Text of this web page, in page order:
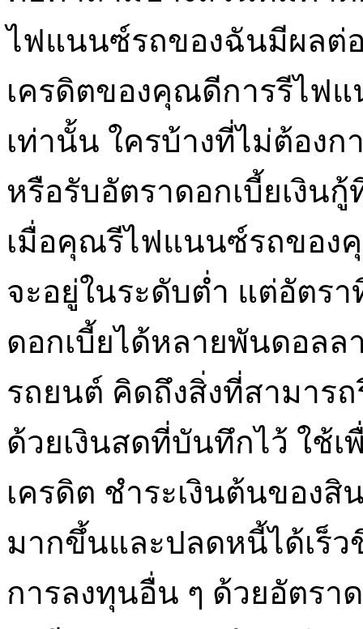
ไฟแนนซ์รถของฉันมีผลต่
เครดิตของคุณดีการรีไฟ
เท่านั้น ใครบ้างที่ไม่ต้อง
หรือรับอัตราดอกเบี้ยเงิน
เมื่อคุณรีไฟแนนซ์รถของ
จะอยู่ในระดับต่ำ แต่อัตร
ดอกเบี้ยได้หลายพันดอลล
รถยนต์ คิดถึงสิ่งที่สามาร
ด้วยเงินสดที่บันทึกไว้ ใช้
เครดิต ชำระเงินต้นของ
มากขึ้นและปลดหนี้ได้เร็ว
การลงทุนอื่น ๆ ด้วยอัตรา